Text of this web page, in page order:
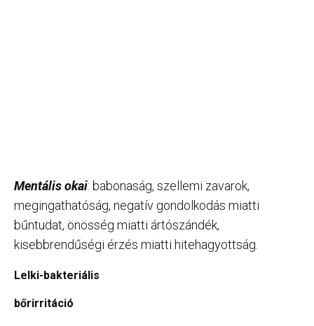
Mentális okai: babonaság, szellemi zavarok,
megingathatóság, negatív gondolkodás miatti
bűntudat, önösség miatti ártószándék,
kisebbrendűségi érzés miatti hitehagyottság.
Lelki-bakteriális
bőrirritáció